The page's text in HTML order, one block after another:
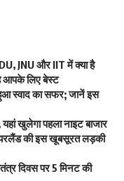
JNU और IIT में क्या है
आपके लिए बेस्ट
हुआ स्वाद का सफर; जानें इस
खुलेगा पहला नाइट बाजार
की इस खूबसूरत लड़की
दिवस पर 5 मिनट की